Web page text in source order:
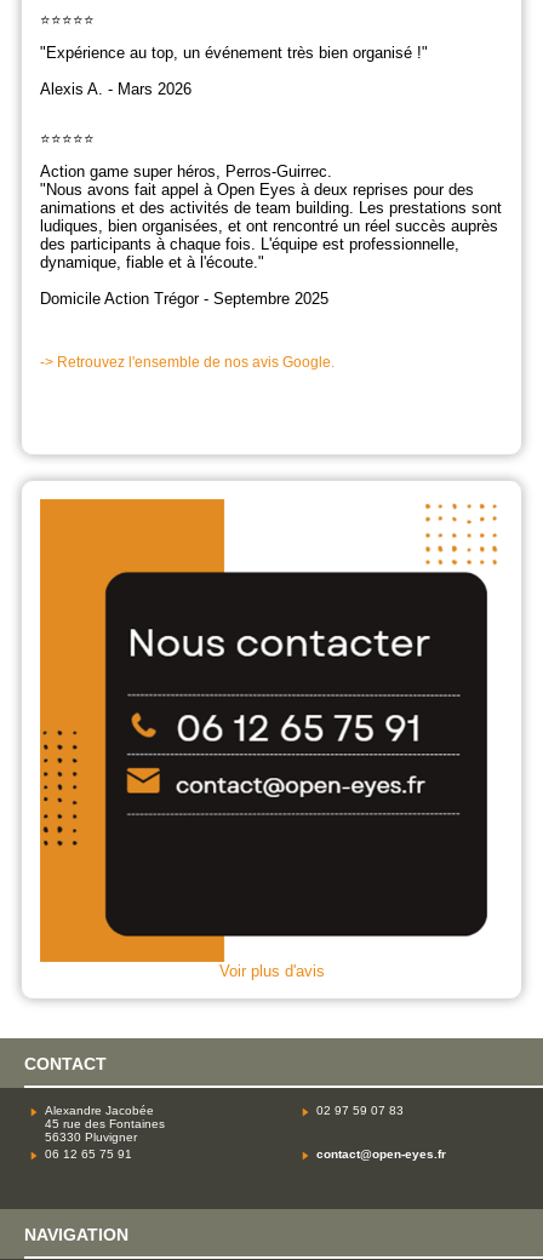
⭐️⭐️⭐️⭐️⭐️
"Expérience au top, un événement très bien organisé !"
Alexis A. - Mars 2026
⭐️⭐️⭐️⭐️⭐️
Action game super héros, Perros-Guirrec.
" Nous avons fait appel à Open Eyes à deux reprises pour des
animations et des activités de team building. Les prestations sont
ludiques, bien organisées, et ont rencontré un réel succès auprès
des participants à chaque fois. L'équipe est professionnelle,
dynamique, fiable et à l'écoute."
Domicile Action Trégor - Septembre 2025
-> Retrouvez l'ensemble de nos avis Google.
Voir plus d'avis
CONTACT
Alexandre Jacobée
45 rue des Fontaines
56330 Pluvigner
02 97 59 07 83
06 12 65 75 91 contact@open-eyes.fr
NAVIGATION